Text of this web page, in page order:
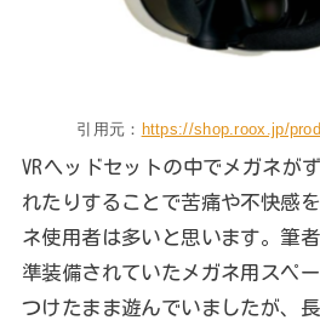
引用元： https://shop.roox.jp/
VRヘッドセットの中でメガネが
れたりすることで苦痛や不快感
ネ使用者は多いと思います。筆
準装備されていたメガネ用スペ
つけたまま遊んでいましたが、